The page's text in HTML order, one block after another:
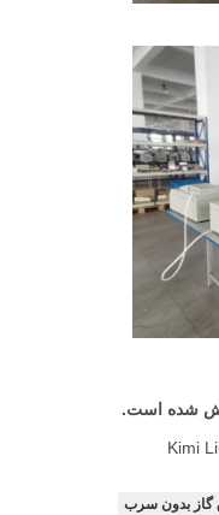
Kimi
گاز بدون سرب